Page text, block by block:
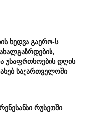
ხედვა გაერო-ს
უსაფრთხოების დღის
საქართველოში
რუსეთში